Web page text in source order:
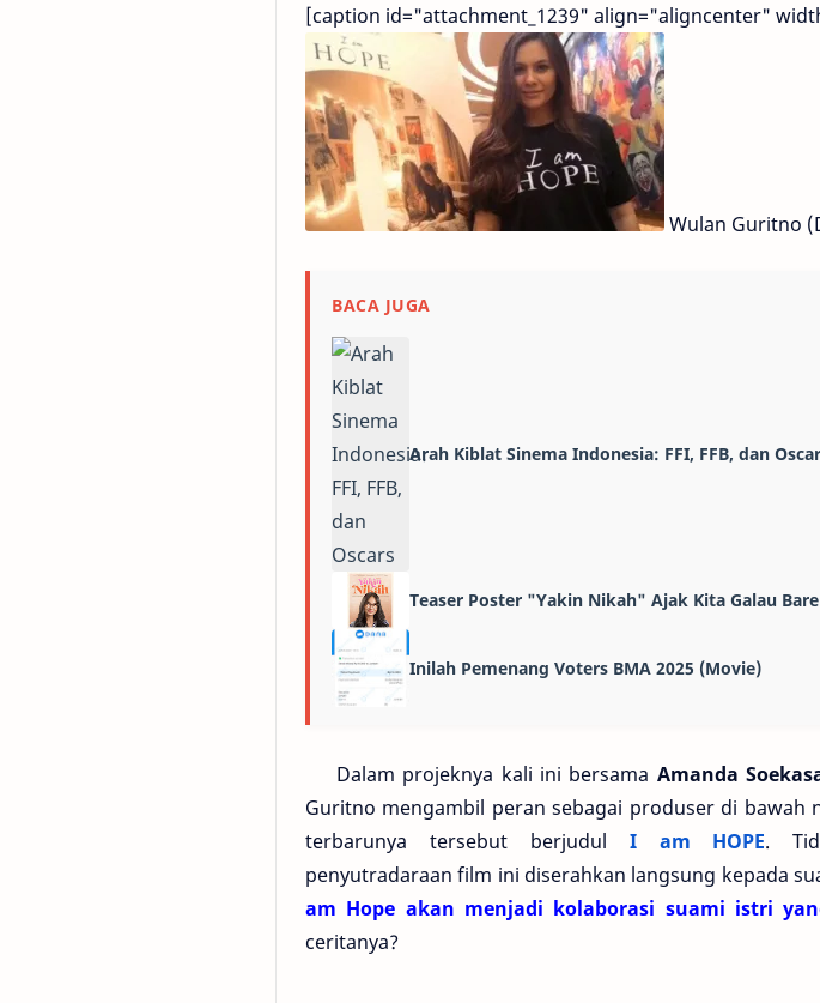
[caption id="attachment_1239" align="aligncenter"
Wulan Guritno
BACA JUGA
Arah Kiblat Sinema Indonesia: FFI, FFB, dan
Teaser Poster "Yakin Nikah" Ajak Kita Galau
Inilah Pemenang Voters BMA 2025 (Movie)
Dalam projeknya kali ini bersama Amanda
Guritno mengambil peran sebagai produser di bawah
terbarunya tersebut berjudul I am HOPE.
penyutradaraan film ini diserahkan langsung kepada
am Hope akan menjadi kolaborasi suami istri
ceritanya?